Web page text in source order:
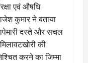
एवं औषधि
कुमार ने बताया
दस्ते और सचल
की
करने का जिम्मा